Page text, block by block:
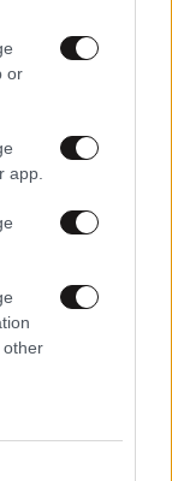
or
app.
other
που
και